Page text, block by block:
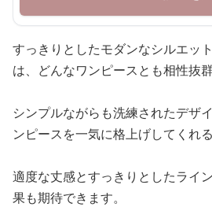
すっきりとしたモダンなシルエッ
は、どんなワンピースとも相性抜
シンプルながらも洗練されたデザ
ンピースを一気に格上げしてくれる
適度な丈感とすっきりとしたライ
果も期待できます。